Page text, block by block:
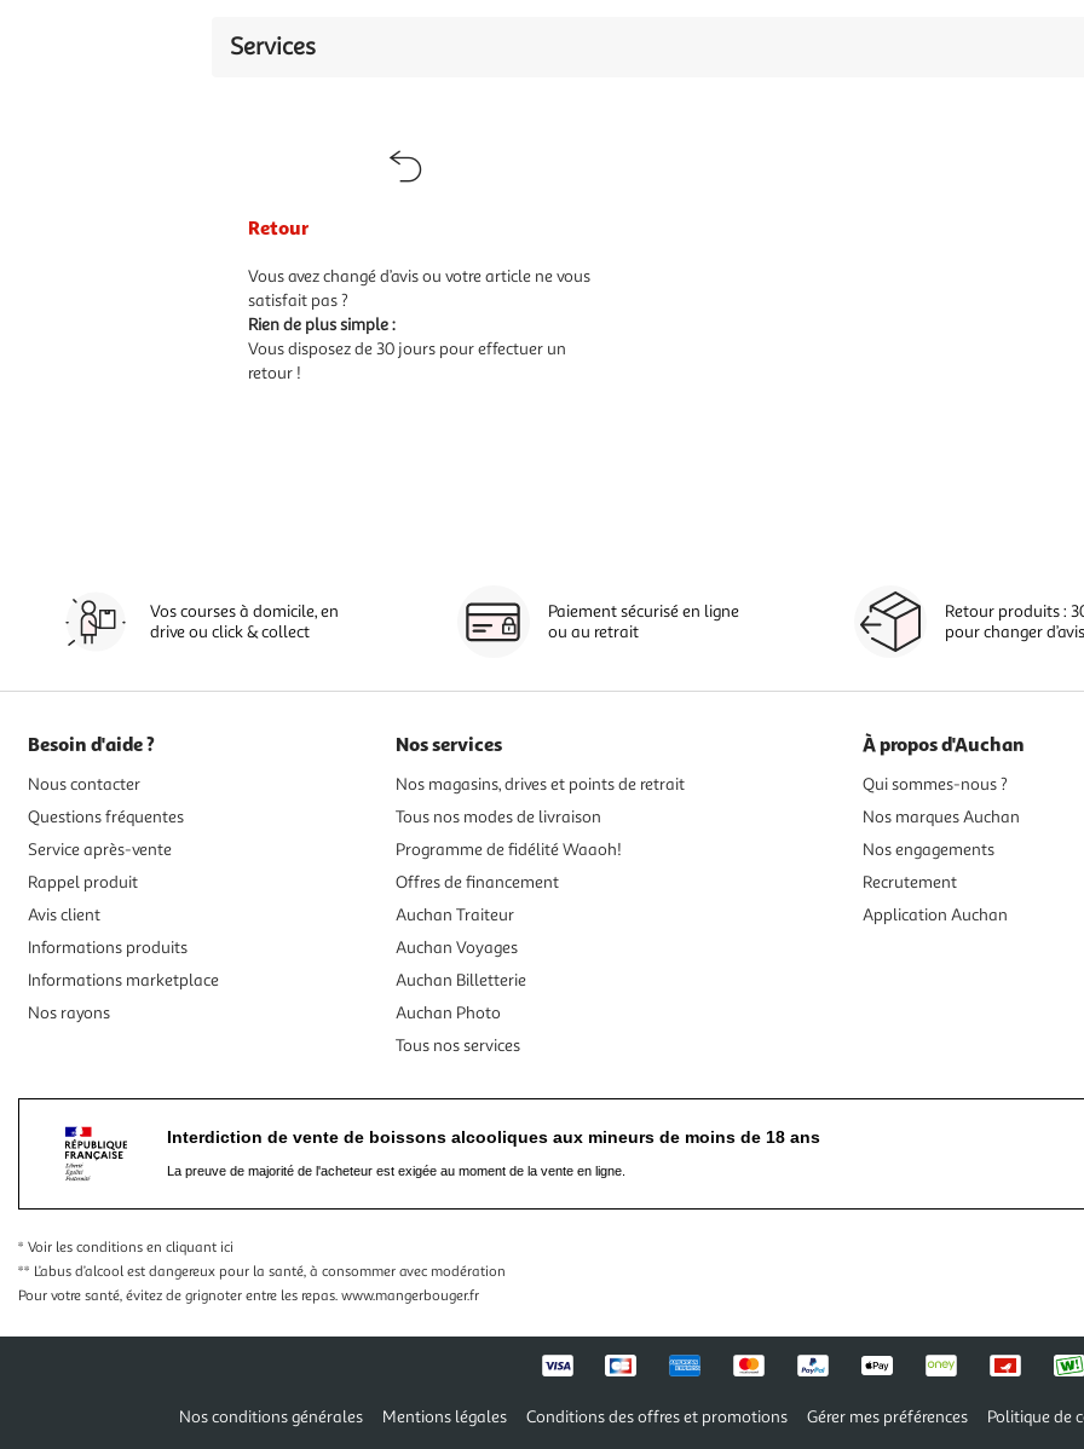
Services
Retour
Vous avez changé d’avis ou votre article ne vous
satisfait pas ?
Rien de plus simple :
Vous disposez de 30 jours pour effectuer un
retour !
Vos courses à domicile, en
drive ou click & collect
Paiement sécurisé en ligne
ou au retrait
Retour produits :
pour changer
Besoin d'aide ?
Nous contacter
Questions fréquentes
Service après-vente
Rappel produit
Avis client
Informations produits
Informations marketplace
Nos rayons
Nos services
Nos magasins, drives et points de retrait
Tous nos modes de livraison
Programme de fidélité Waaoh!
Offres de financement
Auchan Traiteur
Auchan Voyages
Auchan Billetterie
Auchan Photo
Tous nos services
À propos d'Auchan
Qui sommes-nous ?
Nos marques Auchan
Nos engagements
Recrutement
Application Auchan
Interdiction de vente de boissons alcooliques aux mineurs de moins de 18 ans
La preuve de majorité de l'acheteur est exigée au moment de la vente en ligne.
* Voir les conditions en cliquant ici
** L’abus d’alcool est dangereux pour la santé, à consommer avec modération
Pour votre santé, évitez de grignoter entre les repas. www.mangerbouger.fr
Nos conditions générales Mentions légales Conditions des offres et promotions Gérer mes préférences Politique de